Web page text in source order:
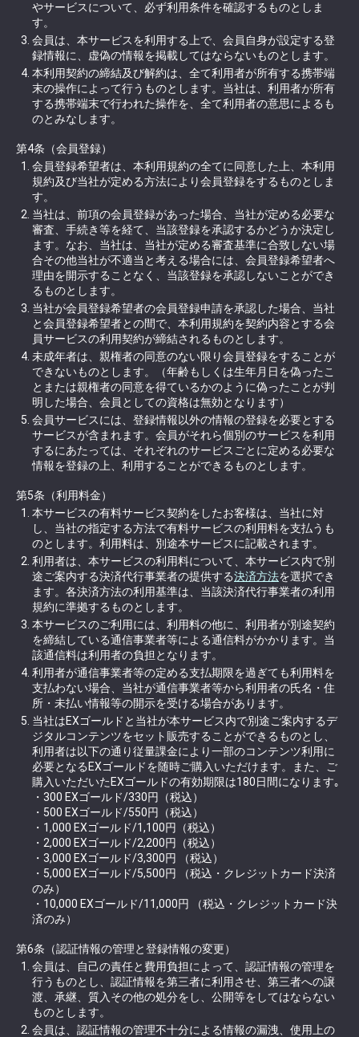
やサービスについて、必ず利用条件を確認するものとしま
す。
会員は、本サービスを利用する上で、会員自身が設定する登
録情報に、虚偽の情報を掲載してはならないものとします。
本利用契約の締結及び解約は、全て利用者が所有する携帯端
末の操作によって行うものとします。当社は、利用者が所有
する携帯端末で行われた操作を、全て利用者の意思によるも
のとみなします。
第4条（会員登録）
会員登録希望者は、本利用規約の全てに同意した上、本利用
規約及び当社が定める方法により会員登録をするものとしま
す。
当社は、前項の会員登録があった場合、当社が定める必要な
審査、手続き等を経て、当該登録を承認するかどうか決定し
ます。なお、当社は、当社が定める審査基準に合致しない場
合その他当社が不適当と考える場合には、会員登録希望者へ
理由を開示することなく、当該登録を承認しないことができ
るものとします。
当社が会員登録希望者の会員登録申請を承認した場合、当社
と会員登録希望者との間で、本利用規約を契約内容とする会
員サービスの利用契約が締結されるものとします。
未成年者は、親権者の同意のない限り会員登録をすることが
できないものとします。（年齢もしくは生年月日を偽ったこ
とまたは親権者の同意を得ているかのように偽ったことが判
明した場合、会員としての資格は無効となります）
会員サービスには、登録情報以外の情報の登録を必要とする
サービスが含まれます。会員がそれら個別のサービスを利用
するにあたっては、それぞれのサービスごとに定める必要な
情報を登録の上、利用することができるものとします。
第5条（利用料金）
本サービスの有料サービス契約をしたお客様は、当社に対
し、当社の指定する方法で有料サービスの利用料を支払うも
のとします。利用料は、別途本サービスに記載されます。
利用者は、本サービスの利用料について、本サービス内で別
途ご案内する決済代行事業者の提供する決済方法を選択でき
ます。各決済方法の利用基準は、当該決済代行事業者の利用
規約に準拠するものとします。
本サービスのご利用には、利用料の他に、利用者が別途契約
を締結している通信事業者等による通信料がかかります。当
該通信料は利用者の負担となります。
利用者が通信事業者等の定める支払期限を過ぎても利用料を
支払わない場合、当社が通信事業者等から利用者の氏名・住
所・未払い情報等の開示を受ける場合があります。
当社はEXゴールドと当社が本サービス内で別途ご案内するデ
ジタルコンテンツをセット販売することができるものとし、
利用者は以下の通り従量課金により一部のコンテンツ利用に
必要となるEXゴールドを随時ご購入いただけます。また、ご
購入いただいたEXゴールドの有効期限は180日間になります｡
・300 EXゴールド/330円（税込）
・500 EXゴールド/550円（税込）
・1,000 EXゴールド/1,100円（税込）
・2,000 EXゴールド/2,200円（税込）
・3,000 EXゴールド/3,300円 （税込）
・5,000 EXゴールド/5,500円 （税込・クレジットカード決済
のみ）
・10,000 EXゴールド/11,000円 （税込・クレジットカード決
済のみ）
第6条（認証情報の管理と登録情報の変更）
会員は、自己の責任と費用負担によって、認証情報の管理を
行うものとし、認証情報を第三者に利用させ、第三者への譲
渡、承継、質入その他の処分をし、公開等をしてはならない
ものとします。
会員は、認証情報の管理不十分による情報の漏洩、使用上の